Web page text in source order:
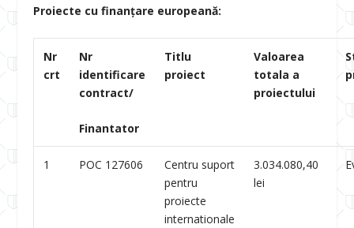
Proiecte cu finanţare europeană:
Nr
crt
Nr
identificare
contract/
Finantator
Titlu
proiect
Valoarea
totala a
proiectului
1 POC 127606
Centru suport
pentru
proiecte
internationale
3.034.080,40
lei